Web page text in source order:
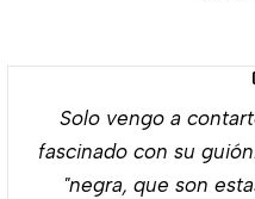
Solo vengo a
fascinado con su
"negra, que son